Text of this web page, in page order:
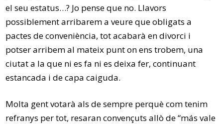
el seu estatus…? Jo pense que no. Llavors
possiblement arribarem a veure que obligats a
pactes de conveniència, tot acabarà en divorci i
potser arribem al mateix punt on ens trobem, una
ciutat a la que ni es fa ni es deixa fer, continuant
estancada i de capa caiguda.
Molta gent votarà als de sempre perquè com tenim
refranys per tot, resaran convençuts allò de “más vale